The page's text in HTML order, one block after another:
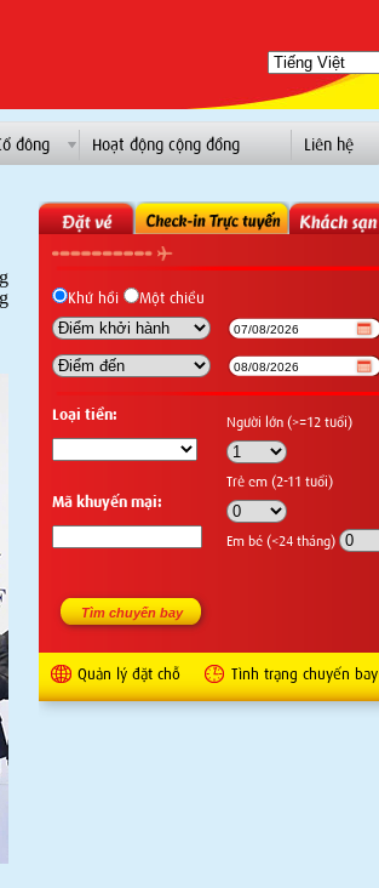
đông Hoạt động cộng đồng Liên hệ
Khứ hồi Một chiều
Loại tiền:
Mã khuyến mại:
Người lớn (>=12 tuổi)
Trẻ em (2-11 tuổi)
Em bé (<24 tháng)
Quản lý đặt chỗ Tình trạng chuyến bay